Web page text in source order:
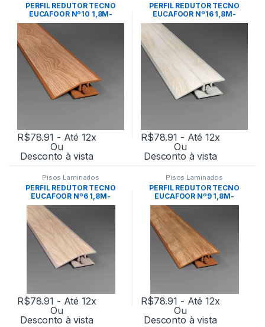
PERFIL REDUTOR TECNO
EUCAFOOR Nº10 1,8M-
EUCATEX
R$78.91 - Até 12x
Ou
Desconto à vista
PERFIL REDUTOR TECNO
EUCAFOOR Nº16 1,8M-
EUCATEX
R$78.91 - Até 12x
Ou
Desconto à vista
Pisos Laminados
PERFIL REDUTOR TECNO
EUCAFOOR Nº6 1,8M-
EUCATEX
R$78.91 - Até 12x
Ou
Desconto à vista
Pisos Laminados
PERFIL REDUTOR TECNO
EUCAFOOR Nº9 1,8M-
EUCATEX
R$78.91 - Até 12x
Ou
Desconto à vista